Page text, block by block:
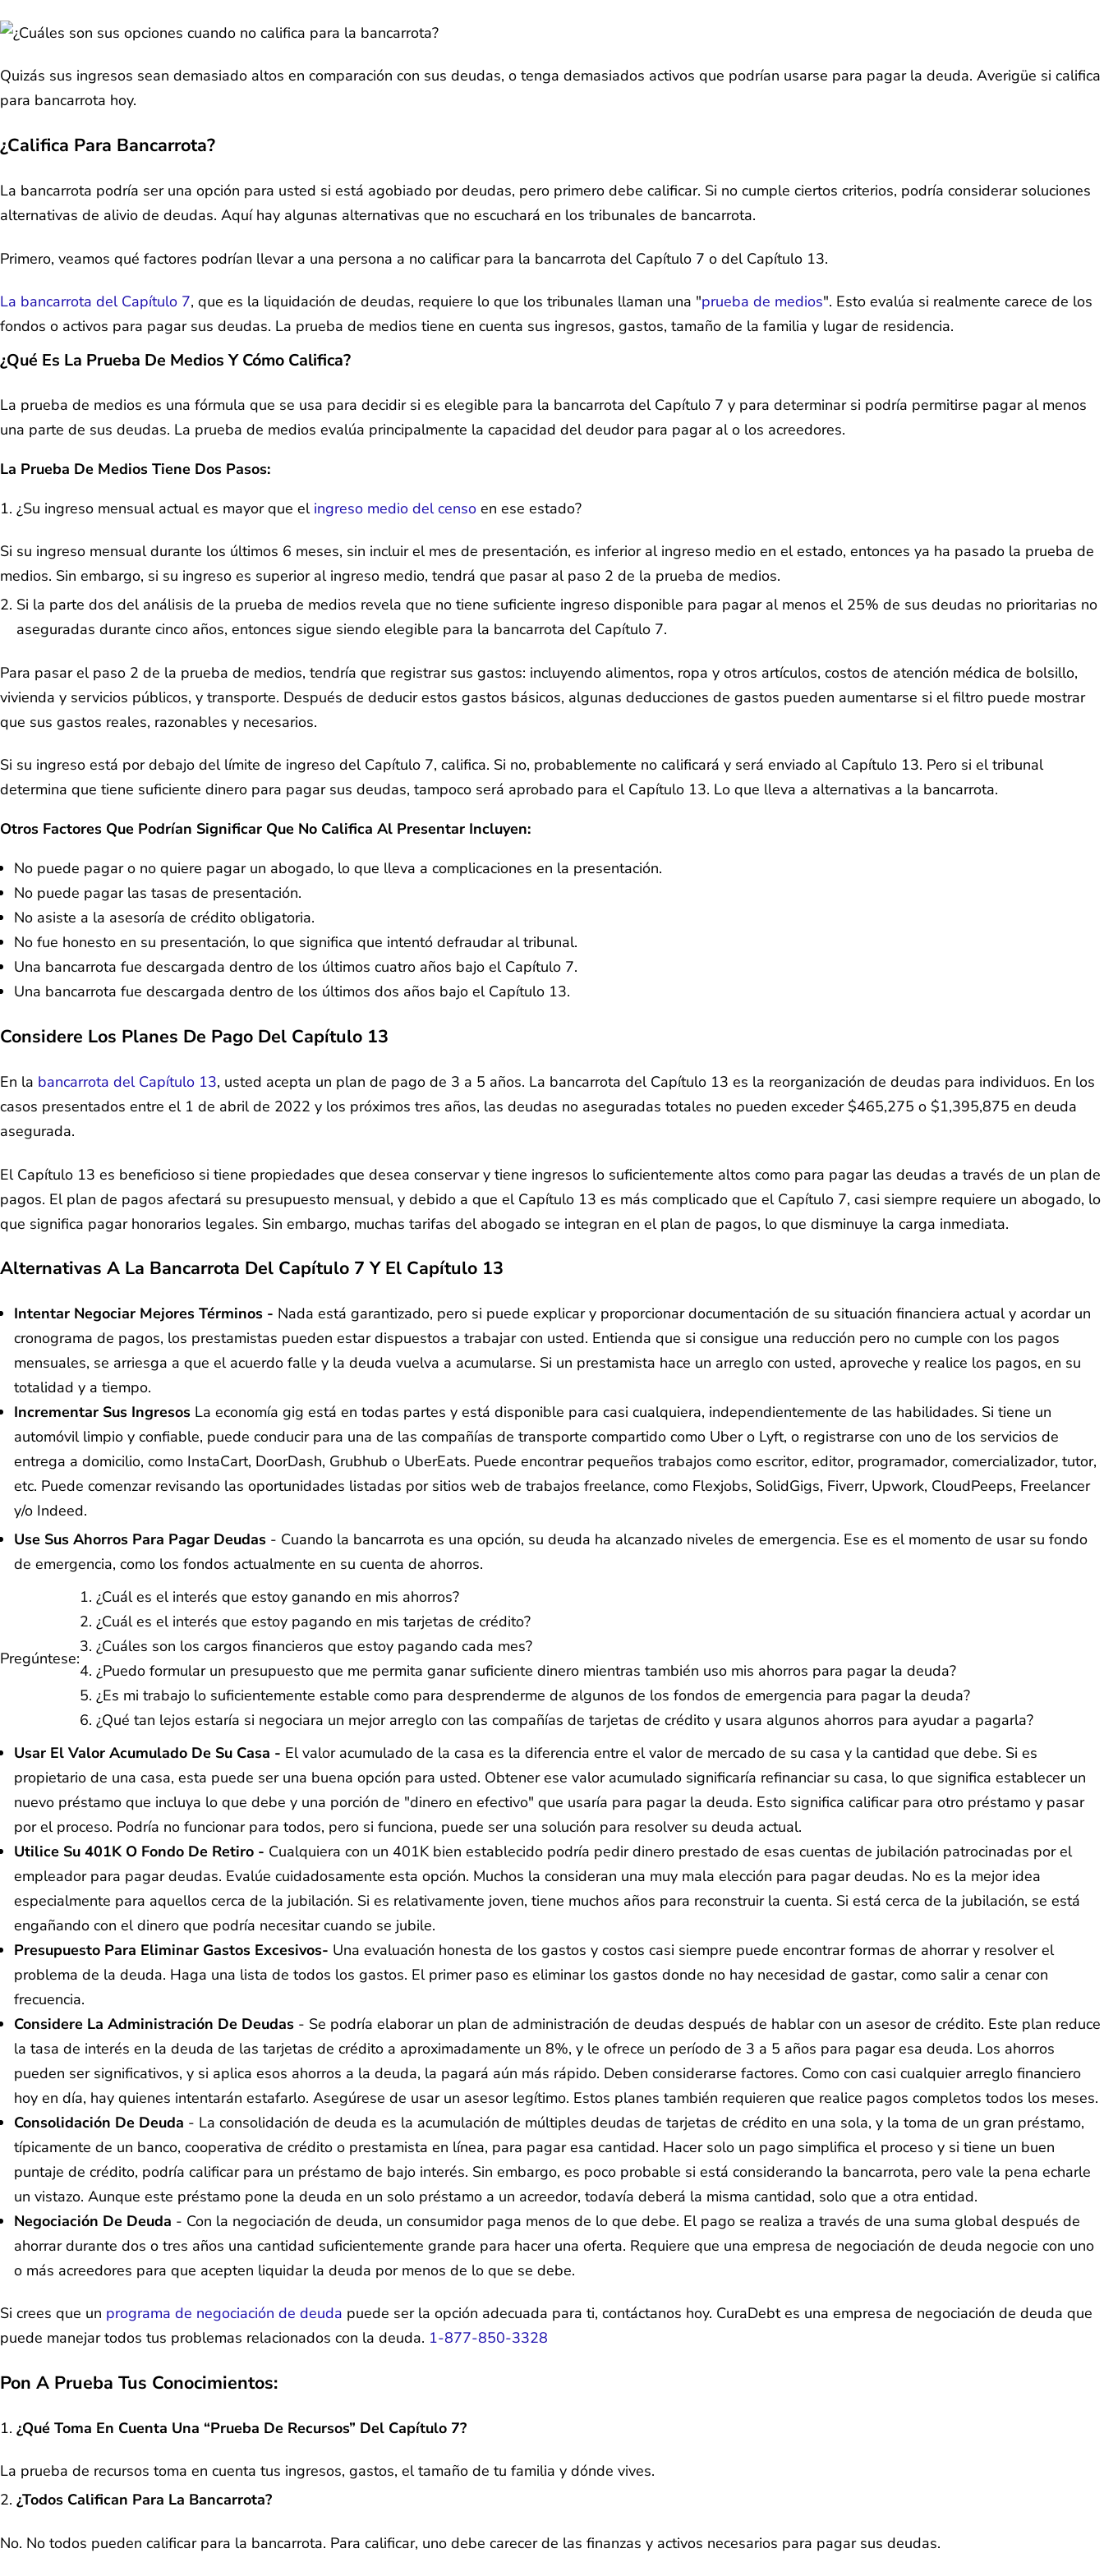
Quizás sus ingresos sean demasiado altos en comparación con sus deudas, o tenga demasiados activos que podrían usarse para pagar la deuda. Averigüe si califica
para bancarrota hoy.
¿Califica Para Bancarrota?
La bancarrota podría ser una opción para usted si está agobiado por deudas, pero primero debe calificar. Si no cumple ciertos criterios, podría considerar soluciones
alternativas de alivio de deudas. Aquí hay algunas alternativas que no escuchará en los tribunales de bancarrota.
Primero, veamos qué factores podrían llevar a una persona a no calificar para la bancarrota del Capítulo 7 o del Capítulo 13.
La bancarrota del Capítulo 7, que es la liquidación de deudas, requiere lo que los tribunales llaman una "prueba de medios". Esto evalúa si realmente carece de los
fondos o activos para pagar sus deudas. La prueba de medios tiene en cuenta sus ingresos, gastos, tamaño de la familia y lugar de residencia.
¿Qué Es La Prueba De Medios Y Cómo Califica?
La prueba de medios es una fórmula que se usa para decidir si es elegible para la bancarrota del Capítulo 7 y para determinar si podría permitirse pagar al menos
una parte de sus deudas. La prueba de medios evalúa principalmente la capacidad del deudor para pagar al o los acreedores.
La Prueba De Medios Tiene Dos Pasos:
¿Su ingreso mensual actual es mayor que el ingreso medio del censo en ese estado?
Si su ingreso mensual durante los últimos 6 meses, sin incluir el mes de presentación, es inferior al ingreso medio en el estado, entonces ya ha pasado la prueba de
medios. Sin embargo, si su ingreso es superior al ingreso medio, tendrá que pasar al paso 2 de la prueba de medios.
Si la parte dos del análisis de la prueba de medios revela que no tiene suficiente ingreso disponible para pagar al menos el 25% de sus deudas no prioritarias no
aseguradas durante cinco años, entonces sigue siendo elegible para la bancarrota del Capítulo 7.
Para pasar el paso 2 de la prueba de medios, tendría que registrar sus gastos: incluyendo alimentos, ropa y otros artículos, costos de atención médica de bolsillo,
vivienda y servicios públicos, y transporte. Después de deducir estos gastos básicos, algunas deducciones de gastos pueden aumentarse si el filtro puede mostrar
que sus gastos reales, razonables y necesarios.
Si su ingreso está por debajo del límite de ingreso del Capítulo 7, califica. Si no, probablemente no calificará y será enviado al Capítulo 13. Pero si el tribunal
determina que tiene suficiente dinero para pagar sus deudas, tampoco será aprobado para el Capítulo 13. Lo que lleva a alternativas a la bancarrota.
Otros Factores Que Podrían Significar Que No Califica Al Presentar Incluyen:
No puede pagar o no quiere pagar un abogado, lo que lleva a complicaciones en la presentación.
No puede pagar las tasas de presentación.
No asiste a la asesoría de crédito obligatoria.
No fue honesto en su presentación, lo que significa que intentó defraudar al tribunal.
Una bancarrota fue descargada dentro de los últimos cuatro años bajo el Capítulo 7.
Una bancarrota fue descargada dentro de los últimos dos años bajo el Capítulo 13.
Considere Los Planes De Pago Del Capítulo 13
En la bancarrota del Capítulo 13, usted acepta un plan de pago de 3 a 5 años. La bancarrota del Capítulo 13 es la reorganización de deudas para individuos. En los
casos presentados entre el 1 de abril de 2022 y los próximos tres años, las deudas no aseguradas totales no pueden exceder $465,275 o $1,395,875 en deuda
asegurada.
El Capítulo 13 es beneficioso si tiene propiedades que desea conservar y tiene ingresos lo suficientemente altos como para pagar las deudas a través de un plan de
pagos. El plan de pagos afectará su presupuesto mensual, y debido a que el Capítulo 13 es más complicado que el Capítulo 7, casi siempre requiere un abogado, lo
que significa pagar honorarios legales. Sin embargo, muchas tarifas del abogado se integran en el plan de pagos, lo que disminuye la carga inmediata.
Alternativas A La Bancarrota Del Capítulo 7 Y El Capítulo 13
Intentar Negociar Mejores Términos - Nada está garantizado, pero si puede explicar y proporcionar documentación de su situación financiera actual y acordar un
cronograma de pagos, los prestamistas pueden estar dispuestos a trabajar con usted. Entienda que si consigue una reducción pero no cumple con los pagos
mensuales, se arriesga a que el acuerdo falle y la deuda vuelva a acumularse. Si un prestamista hace un arreglo con usted, aproveche y realice los pagos, en su
totalidad y a tiempo.
Incrementar Sus Ingresos La economía gig está en todas partes y está disponible para casi cualquiera, independientemente de las habilidades. Si tiene un
automóvil limpio y confiable, puede conducir para una de las compañías de transporte compartido como Uber o Lyft, o registrarse con uno de los servicios de
entrega a domicilio, como InstaCart, DoorDash, Grubhub o UberEats. Puede encontrar pequeños trabajos como escritor, editor, programador, comercializador, tutor,
etc. Puede comenzar revisando las oportunidades listadas por sitios web de trabajos freelance, como Flexjobs, SolidGigs, Fiverr, Upwork, CloudPeeps, Freelancer
y/o Indeed.
Use Sus Ahorros Para Pagar Deudas - Cuando la bancarrota es una opción, su deuda ha alcanzado niveles de emergencia. Ese es el momento de usar su fondo
de emergencia, como los fondos actualmente en su cuenta de ahorros.
Pregúntese:
¿Cuál es el interés que estoy ganando en mis ahorros?
¿Cuál es el interés que estoy pagando en mis tarjetas de crédito?
¿Cuáles son los cargos financieros que estoy pagando cada mes?
¿Puedo formular un presupuesto que me permita ganar suficiente dinero mientras también uso mis ahorros para pagar la deuda?
¿Es mi trabajo lo suficientemente estable como para desprenderme de algunos de los fondos de emergencia para pagar la deuda?
¿Qué tan lejos estaría si negociara un mejor arreglo con las compañías de tarjetas de crédito y usara algunos ahorros para ayudar a pagarla?
Usar El Valor Acumulado De Su Casa - El valor acumulado de la casa es la diferencia entre el valor de mercado de su casa y la cantidad que debe. Si es
propietario de una casa, esta puede ser una buena opción para usted. Obtener ese valor acumulado significaría refinanciar su casa, lo que significa establecer un
nuevo préstamo que incluya lo que debe y una porción de "dinero en efectivo" que usaría para pagar la deuda. Esto significa calificar para otro préstamo y pasar
por el proceso. Podría no funcionar para todos, pero si funciona, puede ser una solución para resolver su deuda actual.
Utilice Su 401K O Fondo De Retiro - Cualquiera con un 401K bien establecido podría pedir dinero prestado de esas cuentas de jubilación patrocinadas por el
empleador para pagar deudas. Evalúe cuidadosamente esta opción. Muchos la consideran una muy mala elección para pagar deudas. No es la mejor idea
especialmente para aquellos cerca de la jubilación. Si es relativamente joven, tiene muchos años para reconstruir la cuenta. Si está cerca de la jubilación, se está
engañando con el dinero que podría necesitar cuando se jubile.
Presupuesto Para Eliminar Gastos Excesivos- Una evaluación honesta de los gastos y costos casi siempre puede encontrar formas de ahorrar y resolver el
problema de la deuda. Haga una lista de todos los gastos. El primer paso es eliminar los gastos donde no hay necesidad de gastar, como salir a cenar con
frecuencia.
Considere La Administración De Deudas - Se podría elaborar un plan de administración de deudas después de hablar con un asesor de crédito. Este plan reduce
la tasa de interés en la deuda de las tarjetas de crédito a aproximadamente un 8%, y le ofrece un período de 3 a 5 años para pagar esa deuda. Los ahorros
pueden ser significativos, y si aplica esos ahorros a la deuda, la pagará aún más rápido. Deben considerarse factores. Como con casi cualquier arreglo financiero
hoy en día, hay quienes intentarán estafarlo. Asegúrese de usar un asesor legítimo. Estos planes también requieren que realice pagos completos todos los meses.
Consolidación De Deuda - La consolidación de deuda es la acumulación de múltiples deudas de tarjetas de crédito en una sola, y la toma de un gran préstamo,
típicamente de un banco, cooperativa de crédito o prestamista en línea, para pagar esa cantidad. Hacer solo un pago simplifica el proceso y si tiene un buen
puntaje de crédito, podría calificar para un préstamo de bajo interés. Sin embargo, es poco probable si está considerando la bancarrota, pero vale la pena echarle
un vistazo. Aunque este préstamo pone la deuda en un solo préstamo a un acreedor, todavía deberá la misma cantidad, solo que a otra entidad.
Negociación De Deuda - Con la negociación de deuda, un consumidor paga menos de lo que debe. El pago se realiza a través de una suma global después de
ahorrar durante dos o tres años una cantidad suficientemente grande para hacer una oferta. Requiere que una empresa de negociación de deuda negocie con uno
o más acreedores para que acepten liquidar la deuda por menos de lo que se debe.
Si crees que un programa de negociación de deuda puede ser la opción adecuada para ti, contáctanos hoy. CuraDebt es una empresa de negociación de deuda que
puede manejar todos tus problemas relacionados con la deuda. 1-877-850-3328
Pon A Prueba Tus Conocimientos:
¿Qué Toma En Cuenta Una “prueba De Recursos” Del Capítulo 7?
La prueba de recursos toma en cuenta tus ingresos, gastos, el tamaño de tu familia y dónde vives.
¿Todos Califican Para La Bancarrota?
No. No todos pueden calificar para la bancarrota. Para calificar, uno debe carecer de las finanzas y activos necesarios para pagar sus deudas.